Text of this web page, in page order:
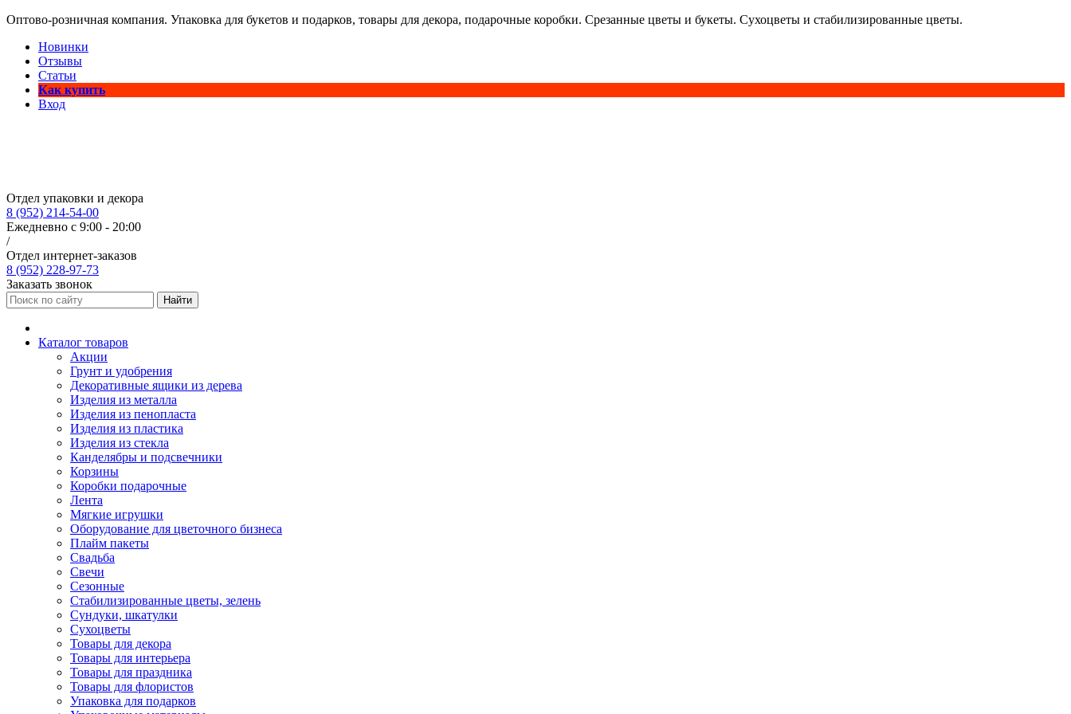
Оптово-розничная компания. Упаковка для букетов и подарков, товары для декора, подарочные коробки. Срезанные цветы и букеты. Сухоцветы и стабилизированные цветы.
Новинки
Отзывы
Статьи
Как купить
Вход
Отдел упаковки и декора
8 (952) 214-54-00
Ежедневно с 9:00 - 20:00
/
Отдел интернет-заказов
8 (952) 228-97-73
Заказать звонок
Найти
Каталог товаров
Акции
Грунт и удобрения
Декоративные ящики из дерева
Изделия из металла
Изделия из пенопласта
Изделия из пластика
Изделия из стекла
Канделябры и подсвечники
Корзины
Коробки подарочные
Лента
Мягкие игрушки
Оборудование для цветочного бизнеса
Плайм пакеты
Свадьба
Свечи
Сезонные
Стабилизированные цветы, зелень
Сундуки, шкатулки
Сухоцветы
Товары для декора
Товары для интерьера
Товары для праздника
Товары для флористов
Упаковка для подарков